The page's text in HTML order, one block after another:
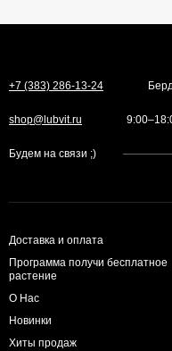
+7 (383) 286-13-24
shop@lubvit.ru
Будем на связи ;)
Доставка и оплата
Программа получи бесплатное
растение
О Нас
Новинки
Хиты продаж